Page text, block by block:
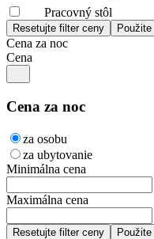
Pracovný stôl
Cena za noc
Cena
Cena za noc
za osobu
za ubytovanie
Minimálna cena
Maximálna cena